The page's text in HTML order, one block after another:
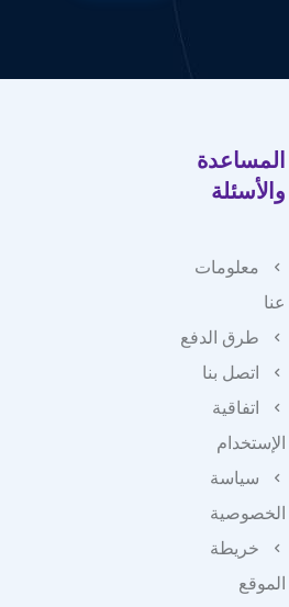
المساعدة
والأسئلة
معلومات
عنا
طرق الدفع
اتصل بنا
اتفاقية
الإستخدام
سياسة
الخصوصية
خريطة
الموقع